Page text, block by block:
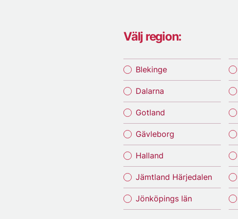
Välj region:
Blekinge
Dalarna
Gotland
Gävleborg
Halland
Jämtland Härjedalen
Jönköpings län